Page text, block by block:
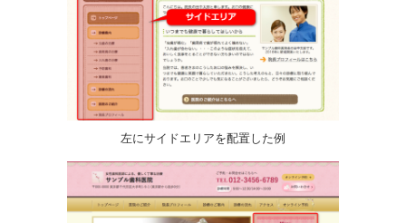
左にサイドエリアを配置した例